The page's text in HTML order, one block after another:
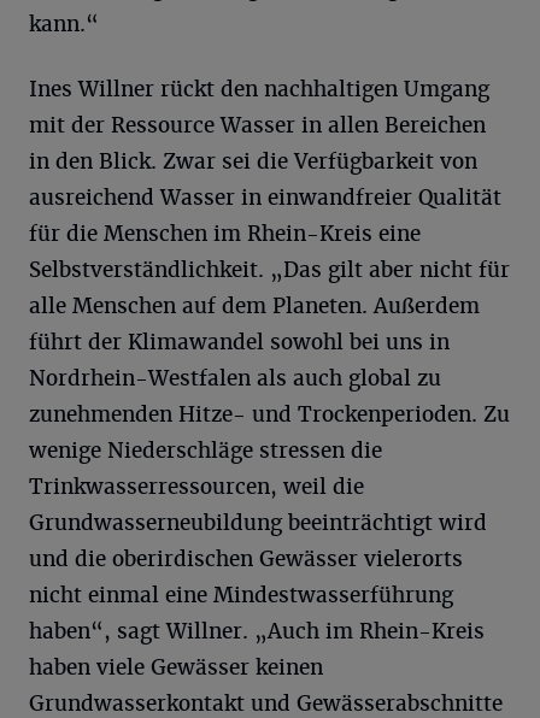
kann.“
Ines Willner rückt den nachhaltigen Umgang
mit der Ressource Wasser in allen Bereichen
in den Blick. Zwar sei die Verfügbarkeit von
ausreichend Wasser in einwandfreier Qualität
für die Menschen im Rhein-Kreis eine
Selbstverständlichkeit. „Das gilt aber nicht für
alle Menschen auf dem Planeten. Außerdem
führt der Klimawandel sowohl bei uns in
Nordrhein-Westfalen als auch global zu
zunehmenden Hitze- und Trockenperioden. Zu
wenige Niederschläge stressen die
Trinkwasserressourcen, weil die
Grundwasserneubildung beeinträchtigt wird
und die oberirdischen Gewässer vielerorts
nicht einmal eine Mindestwasserführung
haben“, sagt Willner. „Auch im Rhein-Kreis
haben viele Gewässer keinen
Grundwasserkontakt und Gewässerabschnitte